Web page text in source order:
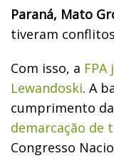
Paraná, Mato
tiveram
Com isso, a
Lewandoski. A
cumprimento
demarcação de
Congresso